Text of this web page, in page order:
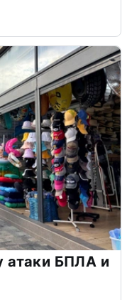
атаки БПЛА и